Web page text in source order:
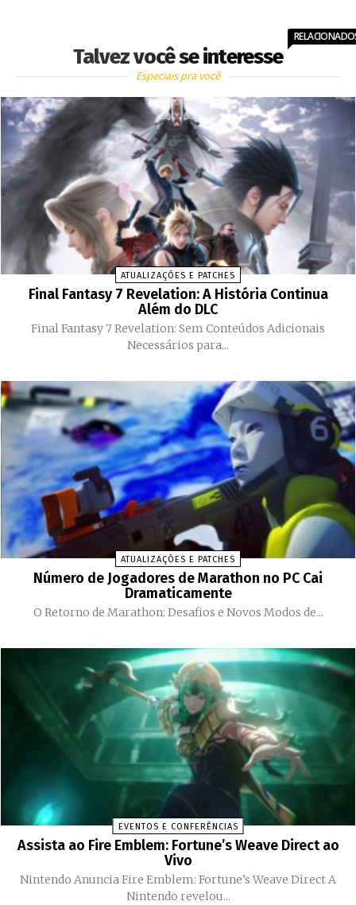
Talvez você se interesse
Especiais pra você
ATUALIZAÇÕES E PATCHES
Final Fantasy 7 Revelation: A História Continua
Além do DLC
Final Fantasy 7 Revelation: Sem Conteúdos Adicionais
Necessários para...
ATUALIZAÇÕES E PATCHES
Número de Jogadores de Marathon no PC Cai
Dramaticamente
O Retorno de Marathon: Desafios e Novos Modos de...
EVENTOS E CONFERÊNCIAS
Assista ao Fire Emblem: Fortune’s Weave Direct ao
Vivo
Nintendo Anuncia Fire Emblem: Fortune’s Weave Direct A
Nintendo revelou...